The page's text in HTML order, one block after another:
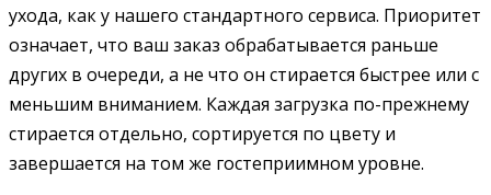
ухода, как у нашего стандартного сервиса. Приоритет
означает, что ваш заказ обрабатывается раньше
других в очереди, а не что он стирается быстрее или с
меньшим вниманием. Каждая загрузка по-прежнему
стирается отдельно, сортируется по цвету и
завершается на том же гостеприимном уровне.